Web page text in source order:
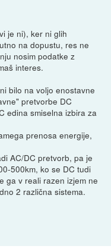
je ni), ker ni glih
na dopustu, res ne
nosim podatke z
interes.
bilo na voljo enostavne
pretvorbe DC
edina smiselna izbira za
prenosa energije,
AC/DC pretvorb, pa je
500km, ko se DC tudi
ga v reali razen izjem ne
2 različna sistema.